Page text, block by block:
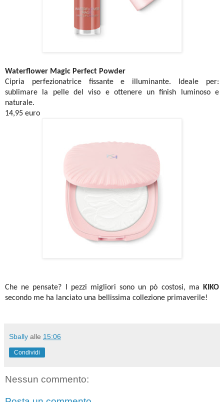
Waterflower Magic Perfect Powder
Cipria perfezionatrice fissante e illuminante. Ideale per:
sublimare la pelle del viso e ottenere un finish luminoso e
naturale.
14,95 euro
Che ne pensate? I pezzi migliori sono un pò costosi, ma KIKO
secondo me ha lanciato una bellissima collezione primaverile!
Sbally alle 15:06
Condividi
Nessun commento: